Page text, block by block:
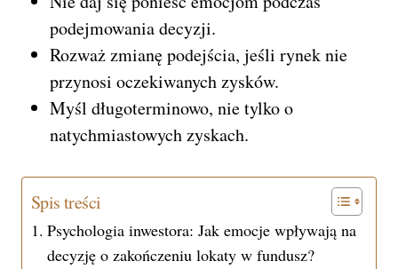
podejmowania decyzji.
Rozważ zmianę podejścia, jeśli rynek nie
przynosi oczekiwanych zysków.
Myśl długoterminowo, nie tylko o
natychmiastowych zyskach.
Spis treści
Psychologia inwestora: Jak emocje wpływają na
decyzję o zakończeniu lokaty w fundusz?